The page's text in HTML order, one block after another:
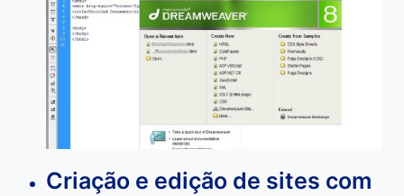
WORD
2010
Criação e edição de sites com